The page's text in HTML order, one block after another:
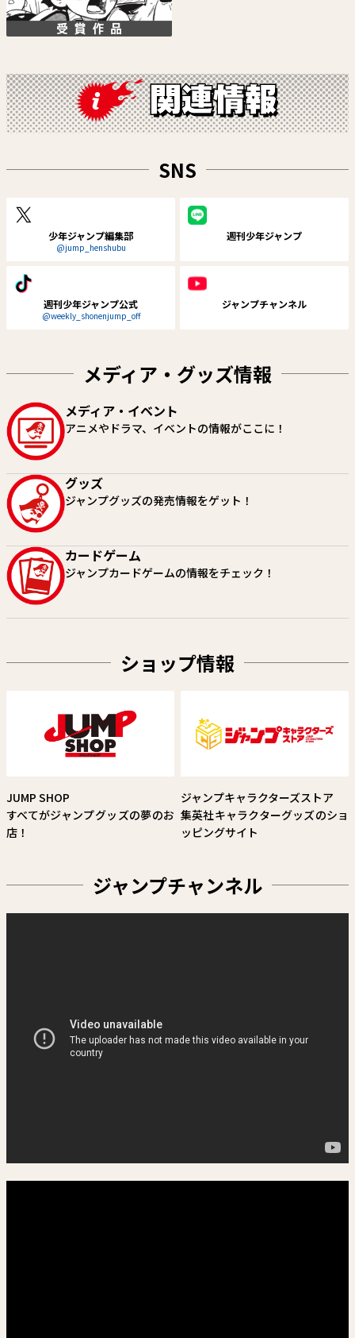
鵺の陰陽師
川江康太
SAKAMOTO DAYS
鈴木祐斗
町田麗弥
2年B組 勇者デストロイヤーず
SNS
少年ジャンプ編集部
@jump_henshubu
週刊少年ジャンプ
週刊少年ジャンプ公式
@weekly_shonenjump_off
ジャンプチャンネル
メディア・グッズ情報
メディア・イベント
アニメやドラマ、イベントの情報がここに！
グッズ
ジャンプグッズの発売情報をゲット！
カードゲーム
ジャンプカードゲームの情報をチェック！
ショップ情報
JUMP SHOP
すべてがジャンプグッズの夢のお
店！
ジャンプキャラクターズストア
集英社キャラクターグッズのショ
ッピングサイト
ジャンプチャンネル